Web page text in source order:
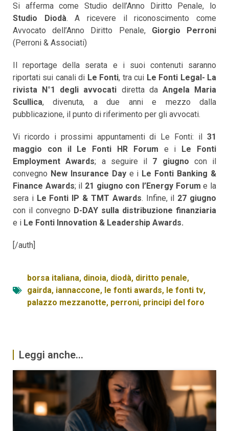
Si afferma come Studio dell’Anno Diritto Penale, lo
Studio Diodà. A ricevere il riconoscimento come
Avvocato dell’Anno Diritto Penale, Giorgio Perroni
(Perroni & Associati)
Il reportage della serata e i suoi contenuti saranno
riportati sui canali di Le Fonti, tra cui Le Fonti Legal- La
rivista N°1 degli avvocati diretta da Angela Maria
Scullica, divenuta, a due anni e mezzo dalla
pubblicazione, il punto di riferimento per gli avvocati.
Vi ricordo i prossimi appuntamenti di Le Fonti: il 31
maggio con il Le Fonti HR Forum e i Le Fonti
Employment Awards; a seguire il 7 giugno con il
convegno New Insurance Daye i Le Fonti Banking &
Finance Awards; il 21 giugno con l’Energy Forum e la
sera iLe Fonti IP & TMT Awards. Infine, il 27 giugno
con il convegno D-DAY sulla distribuzione finanziaria
e i Le Fonti Innovation & Leadership Awards.
[/auth]
borsa italiana, dinoia, diodà, diritto penale,
gairda, iannaccone, le fonti awards, le fonti tv,
palazzo mezzanotte, perroni, principi del foro
Leggi anche...